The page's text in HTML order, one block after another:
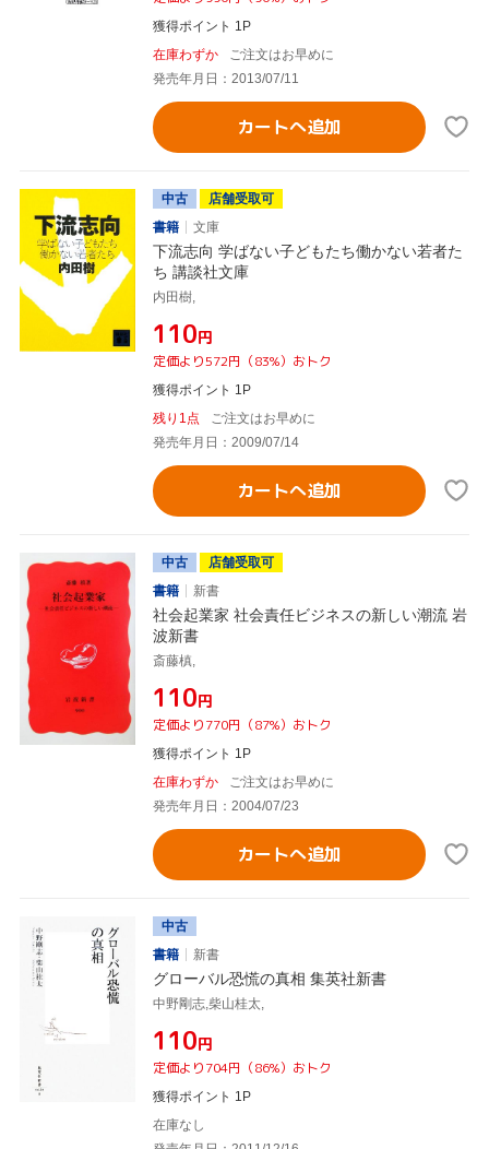
獲得ポイント 1P
在庫わずか
ご注文はお早めに
発売年月日：2013/07/11
カートへ追加
中古
店舗受取可
書籍
文庫
下流志向 学ばない子どもたち働かない若者た
ち 講談社文庫
内田樹,
¥110円
定価より572円（83%）おトク
獲得ポイント 1P
残り1点
ご注文はお早めに
発売年月日：2009/07/14
カートへ追加
中古
店舗受取可
書籍
新書
社会起業家 社会責任ビジネスの新しい潮流 岩
波新書
斎藤槙,
¥110円
定価より770円（87%）おトク
獲得ポイント 1P
在庫わずか
ご注文はお早めに
発売年月日：2004/07/23
カートへ追加
中古
書籍
新書
グローバル恐慌の真相 集英社新書
中野剛志,柴山桂太,
¥110円
定価より704円（86%）おトク
獲得ポイント 1P
在庫なし